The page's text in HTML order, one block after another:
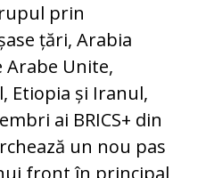
prin
țări, Arabia
Arabe Unite,
Etiopia și Iranul,
ai BRICS+ din
un nou pas